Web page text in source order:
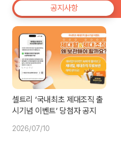
공지사항
셀트리 ‘국내최초 제대조직 출
시기념 이벤트’ 당첨자 공지
2026/07/10